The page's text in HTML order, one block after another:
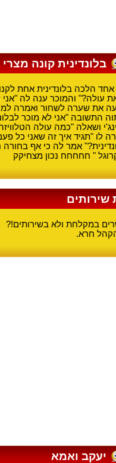
בלונדינית קונה
אחד הלכה בלונדינית אחת
עולה?" והמוכר ענה לה "אני
את שערה לשחור ואמרה
התשובה "אני לא מוכר
ושאלה "כמה עולה
לו "תגיד איך זה שאני כל
אמר לה כי אף
" חחחחח נכון מצחיקק
שירותים
במקלחת ולא בשירותים!?
חרא.
יעקב ואמא